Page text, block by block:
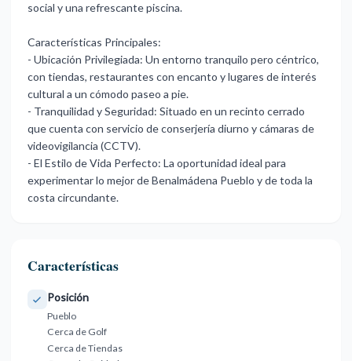
social y una refrescante piscina.
Características Principales:
- Ubicación Privilegiada: Un entorno tranquilo pero céntrico,
con tiendas, restaurantes con encanto y lugares de interés
cultural a un cómodo paseo a pie.
- Tranquilidad y Seguridad: Situado en un recinto cerrado
que cuenta con servicio ‌de ‌conserjería ‌diurno ‌y cámaras ‌de
videovigilancia (CCTV).
- ‌El ‌Estilo de ‌Vida ‌Perfecto: ‌La ‌oportunidad ideal para
‌experimentar lo ‌mejor de Benalmádena ‌Pueblo ‌y ‌de ‌toda ‌la
‌costa ‌circundante.
Características
Posición
Pueblo
Cerca de Golf
Cerca de Tiendas